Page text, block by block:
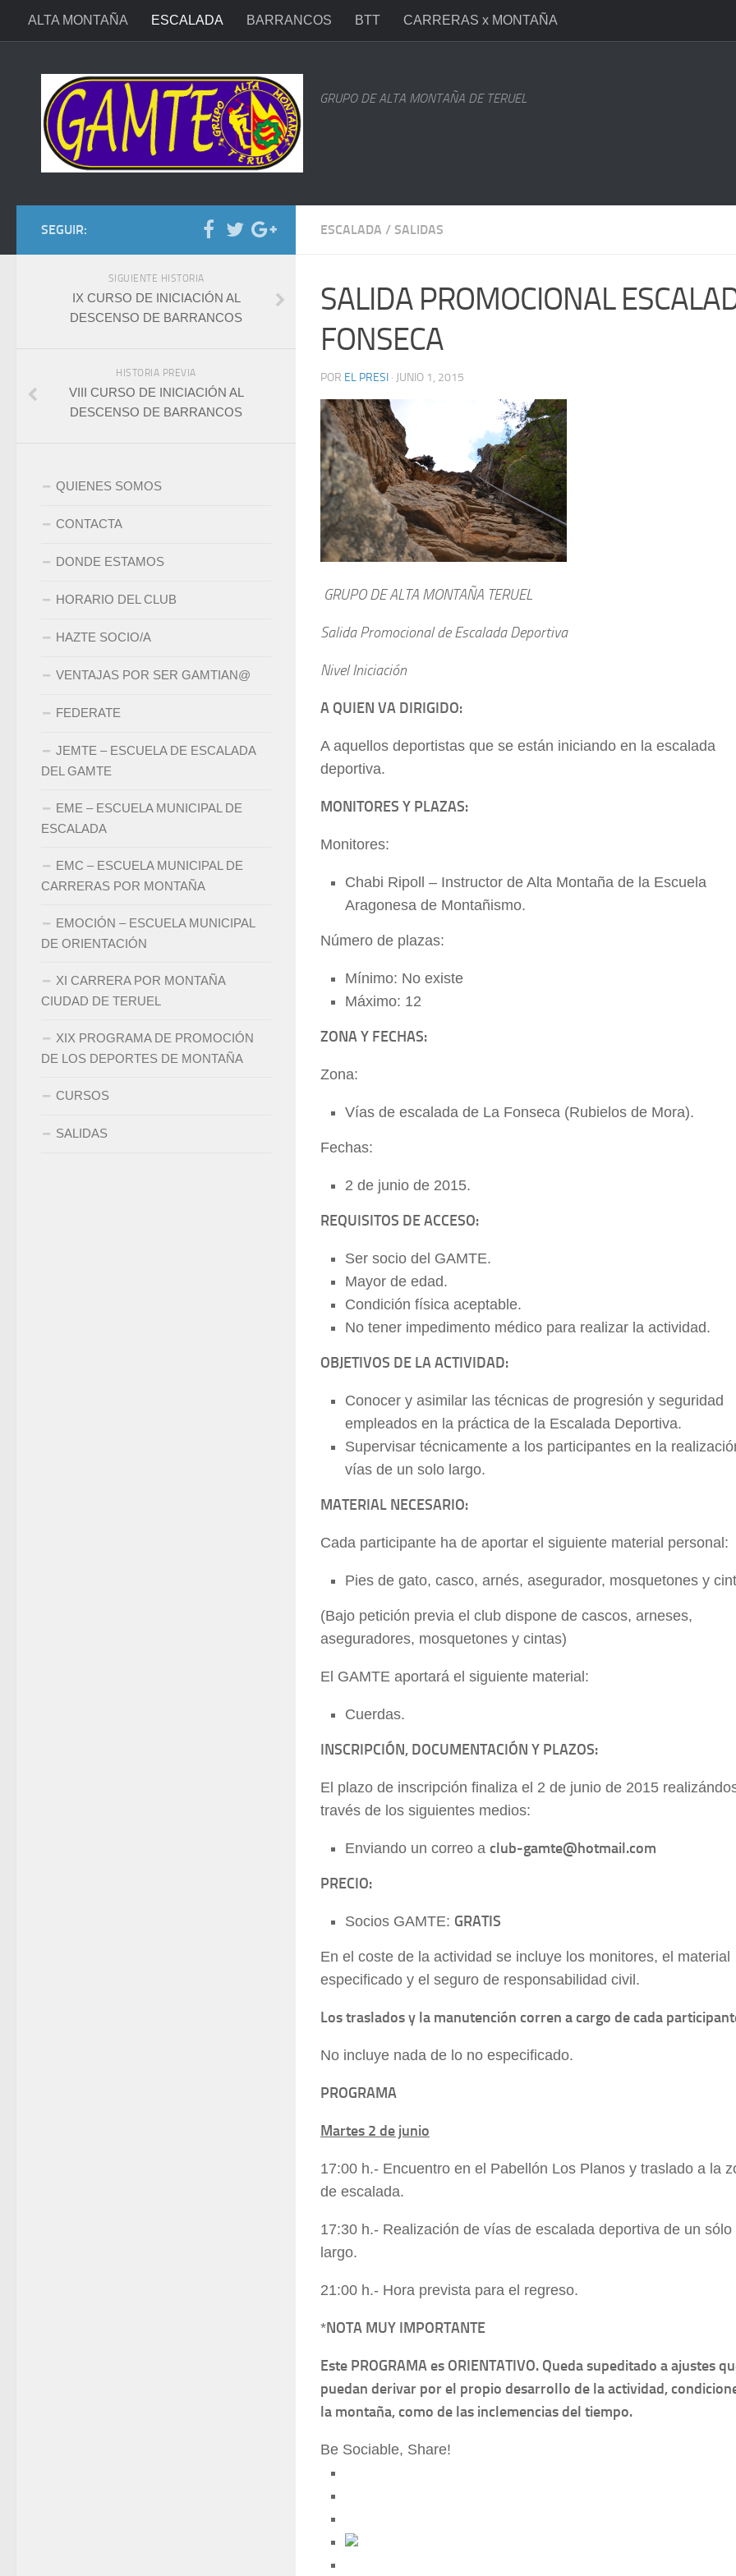
ALTA MONTAÑA ESCALADA BARRANCOS BTT CARRERAS x MONTAÑA
GRUPO DE ALTA MONTAÑA DE TERUEL
ESCALADA / SALIDAS
SALIDA PROMOCIONAL
FONSECA
POR EL PRESI · JUNIO 1, 2015
GRUPO DE ALTA MONTAÑA TERUEL
Salida Promocional de Escalada Deportiva
Nivel Iniciación
A QUIEN VA DIRIGIDO:
A aquellos deportistas que se están iniciando en la escalada
deportiva.
MONITORES Y PLAZAS:
Monitores:
Chabi Ripoll – Instructor de Alta Montaña de la Escuela
Aragonesa de Montañismo.
Número de plazas:
Mínimo: No existe
Máximo: 12
ZONA Y FECHAS:
Zona:
Vías de escalada de La Fonseca (Rubielos de Mora).
Fechas:
2 de junio de 2015.
REQUISITOS DE ACCESO:
Ser socio del GAMTE.
Mayor de edad.
Condición física aceptable.
No tener impedimento médico para realizar la actividad.
OBJETIVOS DE LA ACTIVIDAD:
Conocer y asimilar las técnicas de progresión y seguridad
empleados en la práctica de la Escalada Deportiva.
Supervisar técnicamente a los participantes en la
vías de un solo largo.
MATERIAL NECESARIO:
Cada participante ha de aportar el siguiente material personal:
Pies de gato, casco, arnés, asegurador, mosquetones y
(Bajo petición previa el club dispone de cascos, arneses,
aseguradores, mosquetones y cintas)
El GAMTE aportará el siguiente material:
Cuerdas.
INSCRIPCIÓN, DOCUMENTACIÓN Y PLAZOS:
El plazo de inscripción finaliza el 2 de junio de 2015
través de los siguientes medios:
Enviando un correo a club-gamte@hotmail.com
PRECIO:
Socios GAMTE: GRATIS
En el coste de la actividad se incluye los monitores, el material
especificado y el seguro de responsabilidad civil.
Los traslados y la manutención corren a cargo de cada
No incluye nada de lo no especificado.
PROGRAMA
Martes 2 de junio
17:00 h.- Encuentro en el Pabellón Los Planos y traslado a la
de escalada.
17:30 h.- Realización de vías de escalada deportiva de un sólo
largo.
21:00 h.- Hora prevista para el regreso.
*NOTA MUY IMPORTANTE
Este PROGRAMA es ORIENTATIVO. Queda supeditado a ajustes
puedan derivar por el propio desarrollo de la actividad,
la montaña, como de las inclemencias del tiempo.
Be Sociable, Share!
SEGUIR:
SIGUIENTE HISTORIA
IX CURSO DE INICIACIÓN AL
DESCENSO DE BARRANCOS
HISTORIA PREVIA
VIII CURSO DE INICIACIÓN AL
DESCENSO DE BARRANCOS
QUIENES SOMOS
CONTACTA
DONDE ESTAMOS
HORARIO DEL CLUB
HAZTE SOCIO/A
VENTAJAS POR SER GAMTIAN@
FEDERATE
JEMTE – ESCUELA DE ESCALADA
DEL GAMTE
EME – ESCUELA MUNICIPAL DE
ESCALADA
EMC – ESCUELA MUNICIPAL DE
CARRERAS POR MONTAÑA
EMOCIÓN – ESCUELA MUNICIPAL
DE ORIENTACIÓN
XI CARRERA POR MONTAÑA
CIUDAD DE TERUEL
XIX PROGRAMA DE PROMOCIÓN
DE LOS DEPORTES DE MONTAÑA
CURSOS
SALIDAS